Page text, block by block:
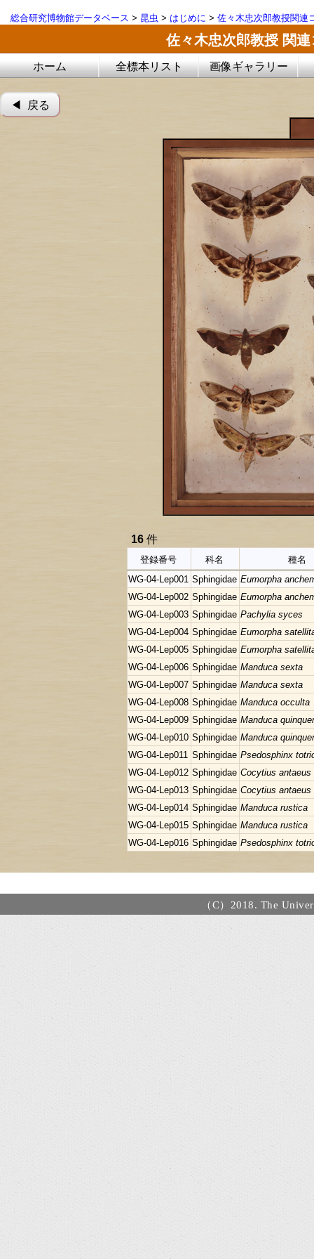
総合研究博物館データベース > 昆虫 > はじめに > 佐々木忠次郎教授関連
佐々木忠次郎教授 関
ホーム 全標本リスト 画像ギャラリー
◀︎ 戻る
16 件
登録番号 科名 種名
WG-04-Lep001 Sphingidae Eumorpha
WG-04-Lep002 Sphingidae Eumorpha
WG-04-Lep003 Sphingidae Pachylia syces
WG-04-Lep004 Sphingidae Eumorpha
WG-04-Lep005 Sphingidae Eumorpha
WG-04-Lep006 Sphingidae Manduca sexta
WG-04-Lep007 Sphingidae Manduca sexta
WG-04-Lep008 Sphingidae Manduca occulta
WG-04-Lep009 Sphingidae Manduca
WG-04-Lep010 Sphingidae Manduca
WG-04-Lep011 Sphingidae Psedosphinx
WG-04-Lep012 Sphingidae Cocytius antaeus
WG-04-Lep013 Sphingidae Cocytius antaeus
WG-04-Lep014 Sphingidae Manduca rustica
WG-04-Lep015 Sphingidae Manduca rustica
WG-04-Lep016 Sphingidae Psedosphinx
（C）2018. The